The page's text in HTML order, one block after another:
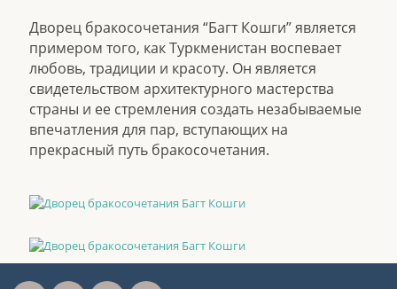
Дворец бракосочетания “Багт Кошги” является
примером того, как Туркменистан воспевает
любовь, традиции и красоту. Он является
свидетельством архитектурного мастерства
страны и ее стремления создать незабываемые
впечатления для пар, вступающих на
прекрасный путь бракосочетания.